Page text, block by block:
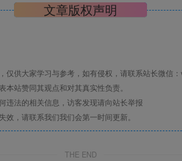
文章版权声明
供大家学习与参考，如有侵权，请联系站长微信：
站赞同其观点和对其真实性负责。
违法的相关信息，访客发现请向站长举报
，请联系我们我们会第一时间更新。
THE END